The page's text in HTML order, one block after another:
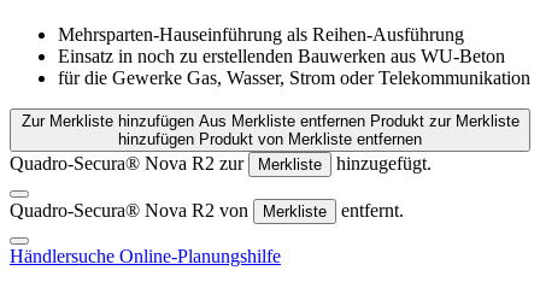
Mehrsparten-Hauseinführung als Reihen-Ausführung
Einsatz in noch zu erstellenden Bauwerken aus WU-Beton
für die Gewerke Gas, Wasser, Strom oder Telekommunikation
Zur Merkliste hinzufügen Aus Merkliste entfernen Produkt zur Merkliste
hinzufügen Produkt von Merkliste entfernen
Quadro-Secura® Nova R2 zur Merkliste hinzugefügt.
Quadro-Secura® Nova R2 von Merkliste entfernt.
Händlersuche Online-Planungshilfe